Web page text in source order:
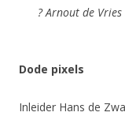
? Arnout de Vries
Dode pixels
Inleider Hans de